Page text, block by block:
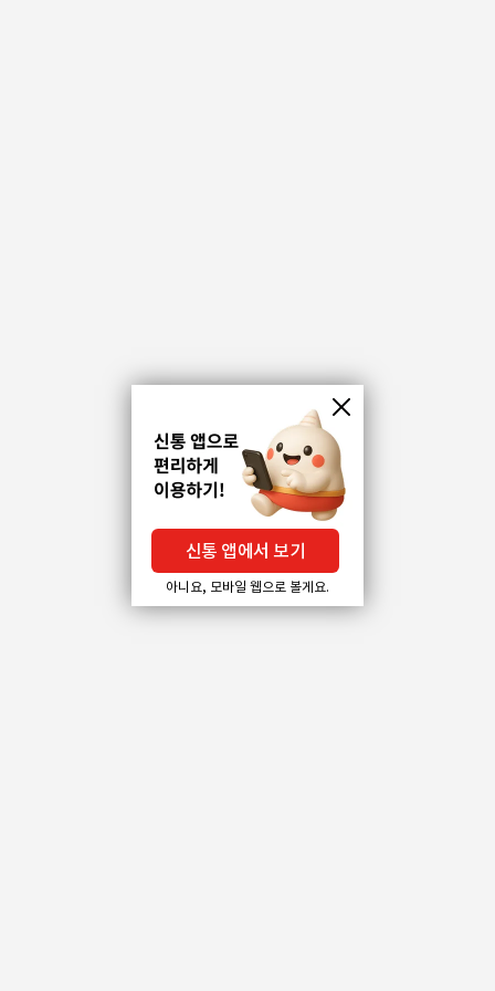
신통 앱에서 보기
아니요, 모바일 웹으로 볼게요.